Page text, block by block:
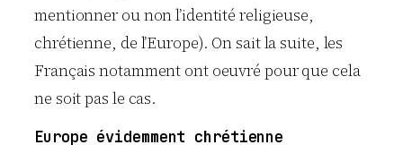
mentionner ou non l’identité religieuse,
chrétienne, de l’Europe). On sait la suite, les
Français notamment ont oeuvré pour que cela
ne soit pas le cas.
Europe évidemment chrétienne